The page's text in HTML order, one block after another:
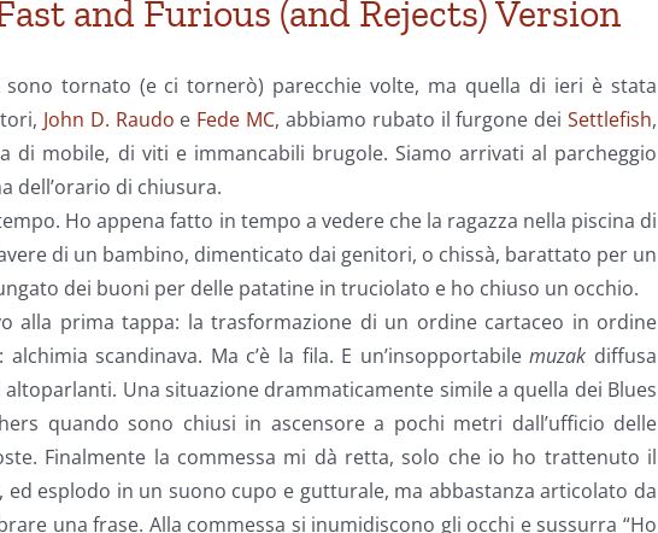
and Furious (and Rejects) Version
sono tornato (e ci tornerò) parecchie volte, ma quella di ieri è stata
John D. Raudo e Fede MC, abbiamo rubato il furgone deiSettlefish,
di mobile, di viti e immancabili brugole. Siamo arrivati al parcheggio
dell’orario di chiusura.
Ho appena fatto in tempo a vedere che la ragazza nella piscina di
di un bambino, dimenticato dai genitori, o chissà, barattato per un
dei buoni per delle patatine in truciolato e ho chiuso un occhio.
alla prima tappa: la trasformazione di un ordine cartaceo in ordine
alchimia scandinava. Ma c’è la fila. E un’insopportabilemuzak diffusa
altoparlanti. Una situazione drammaticamente simile a quella dei Blues
quando sono chiusi in ascensore a pochi metri dall’ufficio delle
Finalmente la commessa mi dà retta, solo che io ho trattenuto il
ed esplodo in un suono cupo e gutturale, ma abbastanza articolato da
una frase. Alla commessa si inumidiscono gli occhi e sussurra “Ho